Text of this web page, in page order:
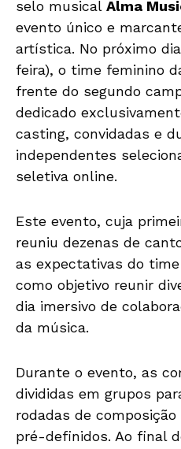
selo musical Alma
evento único e
artística. No próximo dia
feira), o time feminino
frente do segundo
dedicado
casting, convidadas e
independentes
seletiva online.
Este evento, cuja
reuniu dezenas de
as expectativas do
como objetivo reunir
dia imersivo de
da música.
Durante o evento, as
divididas em grupos
rodadas de
pré-definidos. Ao final